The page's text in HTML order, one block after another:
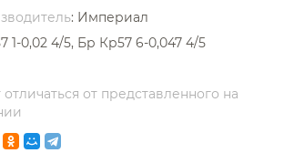
: Империал
1-0,02 4/5, Бр Кр57 6-0,047 4/5
от представленного на
25
раз в 2
Остались вопросы?
plait.ru